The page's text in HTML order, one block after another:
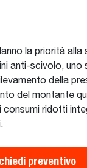
la priorità
anti-scivolo,
della
del montante
ridotti
preventivo